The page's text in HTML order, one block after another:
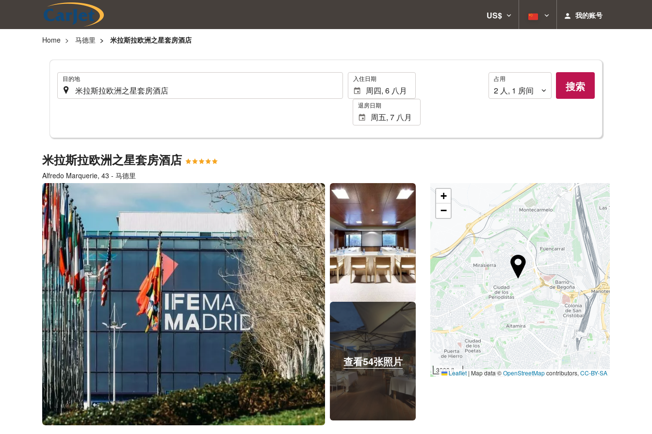
US$ 我的账号
Home 马德里 米拉斯拉欧洲之星套房酒店
. 目的地 . 入住日期
退房日期
占
用
占用
2 人, 1 房间 搜索
米拉斯拉欧洲之星套房酒店
Alfredo Marquerie, 43 - 马德里
查看54张照片
查看54张照片
+
−
3000 ftLeaflet | Map data ©OpenStreetMapcontributors, CC-BY-SA